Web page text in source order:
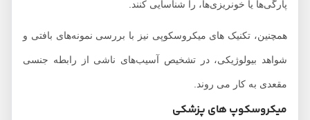
پارگی‌ها یا خونریزی‌ها، را شناسایی کنند.
همچنین، تکنیک‌ های میکروسکوپی نیز با بررسی نمونه‌های بافتی و
شواهد بیولوژیکی، در تشخیص آسیب‌های ناشی از رابطه جنسی
مقعدی به کار می روند.
میکروسکوپ های پزشکی